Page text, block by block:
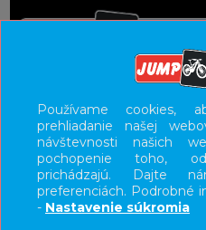
Používame cookies,
prehliadanie našej
návštevnosti našich
pochopenie toho,
prichádzajú. Dajte
preferenciách. Podrobné
- Nastavenie súkromia